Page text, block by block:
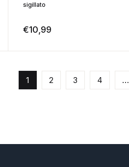
sigillato
€10,99
1 2 3 4 …